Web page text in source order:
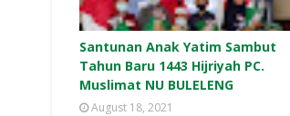
Santunan Anak Yatim Sambut
Tahun Baru 1443 Hijriyah PC.
Muslimat NU BULELENG
August 18, 2021